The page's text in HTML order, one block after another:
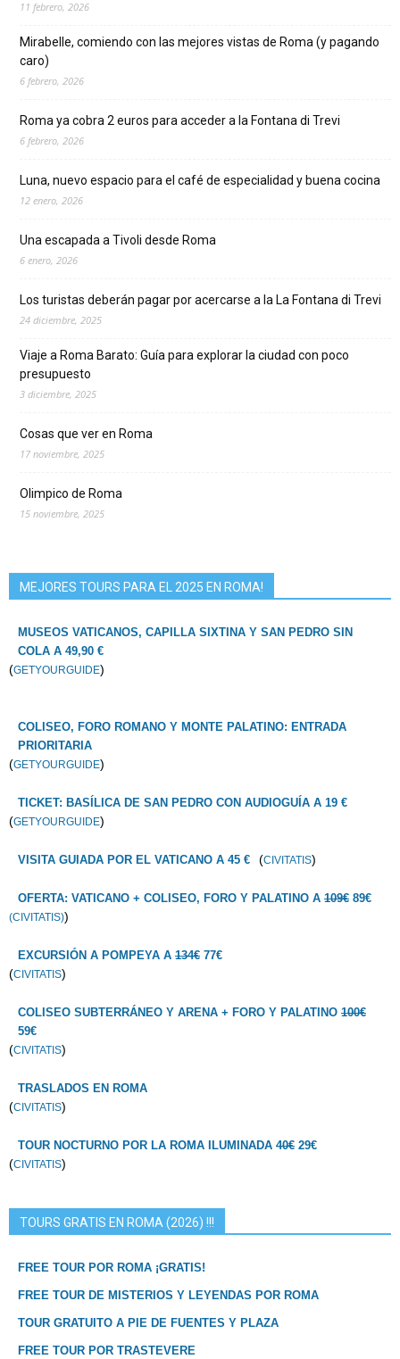
11 febrero, 2026
Mirabelle, comiendo con las mejores vistas de Roma (y pagando
caro)
6 febrero, 2026
Roma ya cobra 2 euros para acceder a la Fontana di Trevi
6 febrero, 2026
Luna, nuevo espacio para el café de especialidad y buena cocina
12 enero, 2026
Una escapada a Tivoli desde Roma
6 enero, 2026
Los turistas deberán pagar por acercarse a la La Fontana di Trevi
24 diciembre, 2025
Viaje a Roma Barato: Guía para explorar la ciudad con poco
presupuesto
3 diciembre, 2025
Cosas que ver en Roma
17 noviembre, 2025
Olimpico de Roma
15 noviembre, 2025
MEJORES TOURS PARA EL 2025 EN ROMA!
MUSEOS VATICANOS, CAPILLA SIXTINA Y SAN PEDRO SIN
COLA A 49,90 €
(GETYOURGUIDE)
COLISEO, FORO ROMANO Y MONTE PALATINO: ENTRADA
PRIORITARIA
(GETYOURGUIDE)
TICKET: BASÍLICA DE SAN PEDRO CON AUDIOGUÍA A 19 €
(GETYOURGUIDE)
VISITA GUIADA POR EL VATICANO A 45 € (CIVITATIS)
OFERTA: VATICANO + COLISEO, FORO Y PALATINO A 109€ 89€
(CIVITATIS))
EXCURSIÓN A POMPEYA A 134€ 77€
(CIVITATIS)
COLISEO SUBTERRÁNEO Y ARENA + FORO Y PALATINO 100€
59€
(CIVITATIS)
TRASLADOS EN ROMA
(CIVITATIS)
TOUR NOCTURNO POR LA ROMA ILUMINADA 40€ 29€
(CIVITATIS)
TOURS GRATIS EN ROMA (2026) !!!
FREE TOUR POR ROMA ¡GRATIS!
FREE TOUR DE MISTERIOS Y LEYENDAS POR ROMA
TOUR GRATUITO A PIE DE FUENTES Y PLAZA
FREE TOUR POR TRASTEVERE